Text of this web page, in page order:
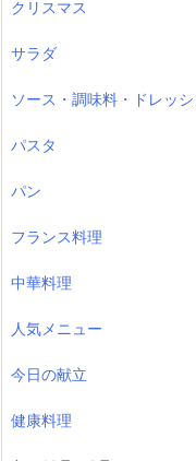
クリスマス
サラダ
ソース・調味料・ドレッ
パスタ
パン
フランス料理
中華料理
人気メニュー
今日の献立
健康料理